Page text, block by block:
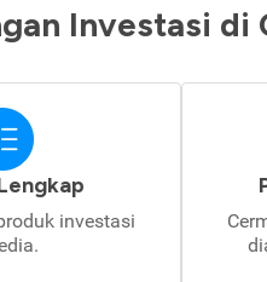
Investasi di
investasi